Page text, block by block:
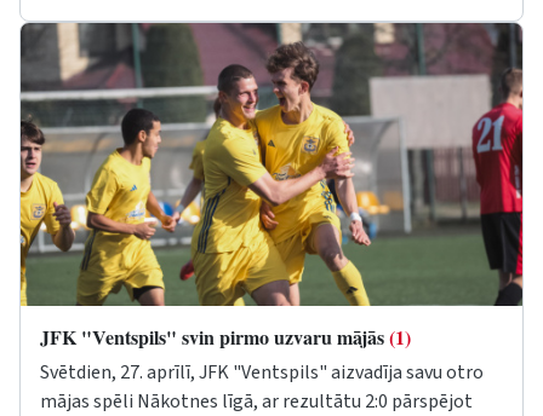
JFK "Ventspils" svin pirmo uzvaru mājās(1)
Svētdien, 27. aprīlī, JFK "Ventspils" aizvadīja savu otro
mājas spēli Nākotnes līgā, ar rezultātu 2:0 pārspējot